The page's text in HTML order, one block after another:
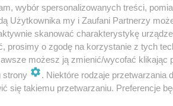
nowych mieszkań powstanie w dwóch
Inwestor zapowiada różne
postępy robót, możecie z…
wybór spersonalizowanych treści,
Użytkownika my i Zaufani Partnerzy
skanować charakterystykę
prosimy o zgodę na korzystanie z tych
możesz ją zmienić/wycofać
strony
. Niektóre rodzaje
się takiemu przetwarzaniu. Preferencje